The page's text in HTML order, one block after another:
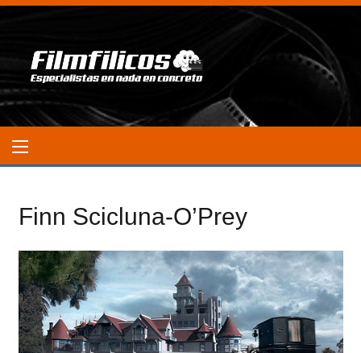
Finn Scicluna-O’Prey